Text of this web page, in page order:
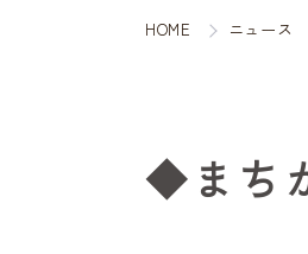
HOME ニュース
◆まち